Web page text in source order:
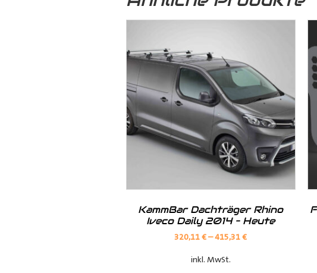
ist die beste Wahl,
dem Innenraum Ihres Transporters ein
KammBar Dachträger Rhino
Iveco Daily 2014 – Heute
320,11€–415,31€
inkl. MwSt.